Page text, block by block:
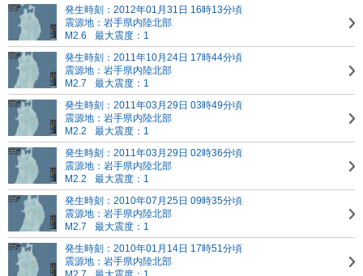
発生時刻：2012年01月31日 16時13分頃
震源地：岩手県内陸北部
M2.6
最大震度：1
発生時刻：2011年10月24日 17時44分頃
震源地：岩手県内陸北部
M2.7
最大震度：1
発生時刻：2011年03月29日 03時49分頃
震源地：岩手県内陸北部
M2.2
最大震度：1
発生時刻：2011年03月29日 02時36分頃
震源地：岩手県内陸北部
M2.2
最大震度：1
発生時刻：2010年07月25日 09時35分頃
震源地：岩手県内陸北部
M2.7
最大震度：1
発生時刻：2010年01月14日 17時51分頃
震源地：岩手県内陸北部